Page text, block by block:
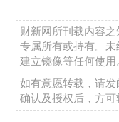
财新网所刊载内容
专属所有或持有。
建立镜像等任何使用
如有意愿转载，请发
确认及授权后，方可